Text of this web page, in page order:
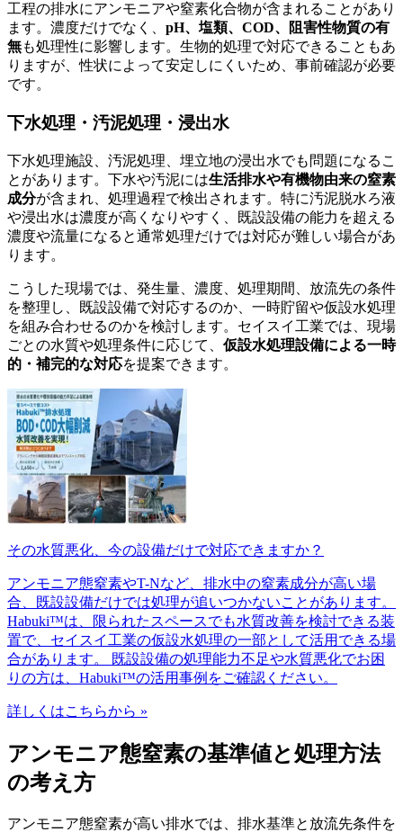
工程の排水にアンモニアや窒素化合物が含まれることがあり
ます。濃度だけでなく、 pH、塩類、COD、阻害性物質の有
無も処理性に影響します。生物的処理で対応できることもあ
りますが、性状によって安定しにくいため、事前確認が必要
です。
下水処理・汚泥処理・浸出水
下水処理施設、汚泥処理、埋立地の浸出水でも問題になるこ
とがあります。下水や汚泥には生活排水や有機物由来の窒素
成分が含まれ、処理過程で検出されます。特に汚泥脱水ろ液
や浸出水は濃度が高くなりやすく、既設設備の能力を超える
濃度や流量になると通常処理だけでは対応が難しい場合があ
ります。
こうした現場では、発生量、濃度、処理期間、放流先の条件
を整理し、既設設備で対応するのか、一時貯留や仮設水処理
を組み合わせるのかを検討します。セイスイ工業では、現場
ごとの水質や処理条件に応じて、 仮設水処理設備による一時
的・補完的な対応を提案できます。
その水質悪化、今の設備だけで対応できますか？
アンモニア態窒素やT-Nなど、排水中の窒素成分が高い場
合、既設設備だけでは処理が追いつかないことがあります。
Habuki™は、限られたスペースでも水質改善を検討できる装
置で、セイスイ工業の仮設水処理の一部として活用できる場
合があります。 既設設備の処理能力不足や水質悪化でお困
りの方は、Habuki™の活用事例をご確認ください。
詳しくはこちらから »
アンモニア態窒素の基準値と処理方法
の考え方
アンモニア態窒素が高い排水では、排水基準と放流先条件を